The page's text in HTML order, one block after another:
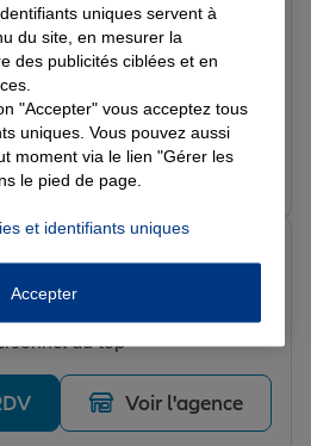
meilleurs assurance qui existe
Voir l'agence
bonnes explications sur mon
au top
Voir l'agence
uniques servent à
du site, en mesurer la
des publicités ciblées et en
"Accepter" vous acceptez tous
uniques. Vous pouvez aussi
moment via le lien "Gérer les
le pied de page.
et identifiants uniques
Accepter